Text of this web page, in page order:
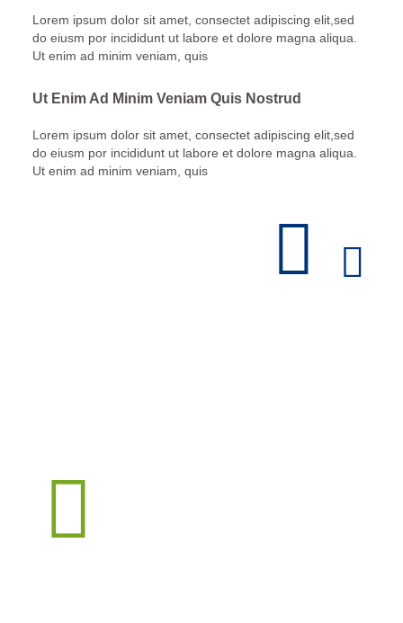
Lorem ipsum dolor sit amet, consectet adipiscing elit,sed
do eiusm por incididunt ut labore et dolore magna aliqua.
Ut enim ad minim veniam, quis
Ut Enim Ad Minim Veniam Quis Nostrud
Lorem ipsum dolor sit amet, consectet adipiscing elit,sed
do eiusm por incididunt ut labore et dolore magna aliqua.
Ut enim ad minim veniam, quis